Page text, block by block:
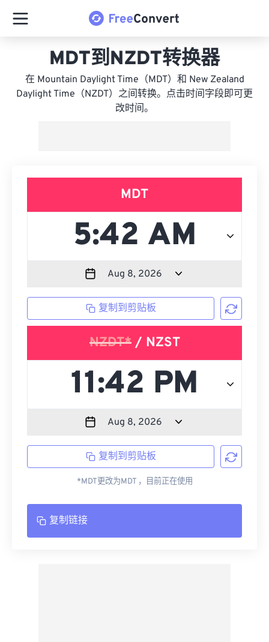
MDT到NZDT转换器
在 Mountain Daylight Time（MDT）和 New Zealand
Daylight Time（NZDT）之间转换。点击时间字段即可更
改时间。
MDT
复制到剪贴板
NZDT*/ NZST
复制到剪贴板
*MDT更改为MDT ，目前正在使用
复制链接